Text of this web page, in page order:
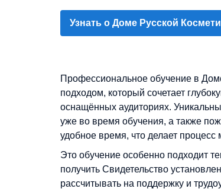
Узнать о Доме Русской
Профессиональное обучение в
подходом, который сочетает
оснащённых аудиториях.
уже во время обучения, а также
удобное время, что делает
Это обучение особенно подходит
получить Свидетельство
рассчитывать на поддержку и